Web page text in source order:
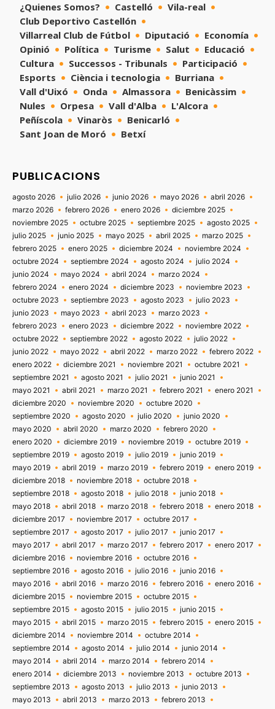
¿Quienes Somos? Castelló
Vila-real
Club Deportivo Castellón
Villarreal Club de Fútbol
Diputació
Economía
Opinió
Política Turisme Salut
Educació
Cultura
Successos - Tribunals
Participació
Esports
Ciència i tecnologia
Burriana
Vall d'Uixó
Onda Almassora
Benicàssim
Nules
Orpesa Vall d'Alba
L'Alcora
Peñíscola
Vinaròs
Benicarló
Sant Joan de Moró
Betxí
PUBLICACIONS
agosto 2026 julio 2026 junio 2026 mayo 2026
abril 2026
marzo 2026
febrero 2026 enero 2026
diciembre 2025
noviembre 2025
octubre 2025 septiembre 2025
agosto 2025
julio 2025
junio 2025 mayo 2025 abril 2025
marzo 2025
febrero 2025
enero 2025 diciembre 2024
noviembre 2024
octubre 2024
septiembre 2024 agosto 2024
julio 2024
junio 2024
mayo 2024 abril 2024
marzo 2024
febrero 2024
enero 2024 diciembre 2023
noviembre 2023
octubre 2023
septiembre 2023 agosto 2023
julio 2023
junio 2023
mayo 2023 abril 2023
marzo 2023
febrero 2023
enero 2023 diciembre 2022
noviembre 2022
octubre 2022
septiembre 2022 agosto 2022
julio 2022
junio 2022
mayo 2022 abril 2022 marzo 2022
febrero 2022
enero 2022
diciembre 2021 noviembre 2021
octubre 2021
septiembre 2021
agosto 2021 julio 2021
junio 2021
mayo 2021
abril 2021 marzo 2021 febrero 2021
enero 2021
diciembre 2020
noviembre 2020
octubre 2020
septiembre 2020
agosto 2020 julio 2020
junio 2020
mayo 2020
abril 2020 marzo 2020
febrero 2020
enero 2020
diciembre 2019 noviembre 2019
octubre 2019
septiembre 2019
agosto 2019 julio 2019
junio 2019
mayo 2019
abril 2019 marzo 2019 febrero 2019
enero 2019
diciembre 2018
noviembre 2018
octubre 2018
septiembre 2018
agosto 2018 julio 2018
junio 2018
mayo 2018
abril 2018 marzo 2018 febrero 2018
enero 2018
diciembre 2017
noviembre 2017
octubre 2017
septiembre 2017
agosto 2017 julio 2017
junio 2017
mayo 2017
abril 2017 marzo 2017 febrero 2017
enero 2017
diciembre 2016
noviembre 2016
octubre 2016
septiembre 2016
agosto 2016 julio 2016
junio 2016
mayo 2016
abril 2016 marzo 2016 febrero 2016
enero 2016
diciembre 2015
noviembre 2015
octubre 2015
septiembre 2015
agosto 2015 julio 2015
junio 2015
mayo 2015
abril 2015 marzo 2015 febrero 2015
enero 2015
diciembre 2014
noviembre 2014
octubre 2014
septiembre 2014
agosto 2014 julio 2014
junio 2014
mayo 2014
abril 2014 marzo 2014
febrero 2014
enero 2014
diciembre 2013 noviembre 2013
octubre 2013
septiembre 2013
agosto 2013 julio 2013
junio 2013
mayo 2013
abril 2013 marzo 2013
febrero 2013